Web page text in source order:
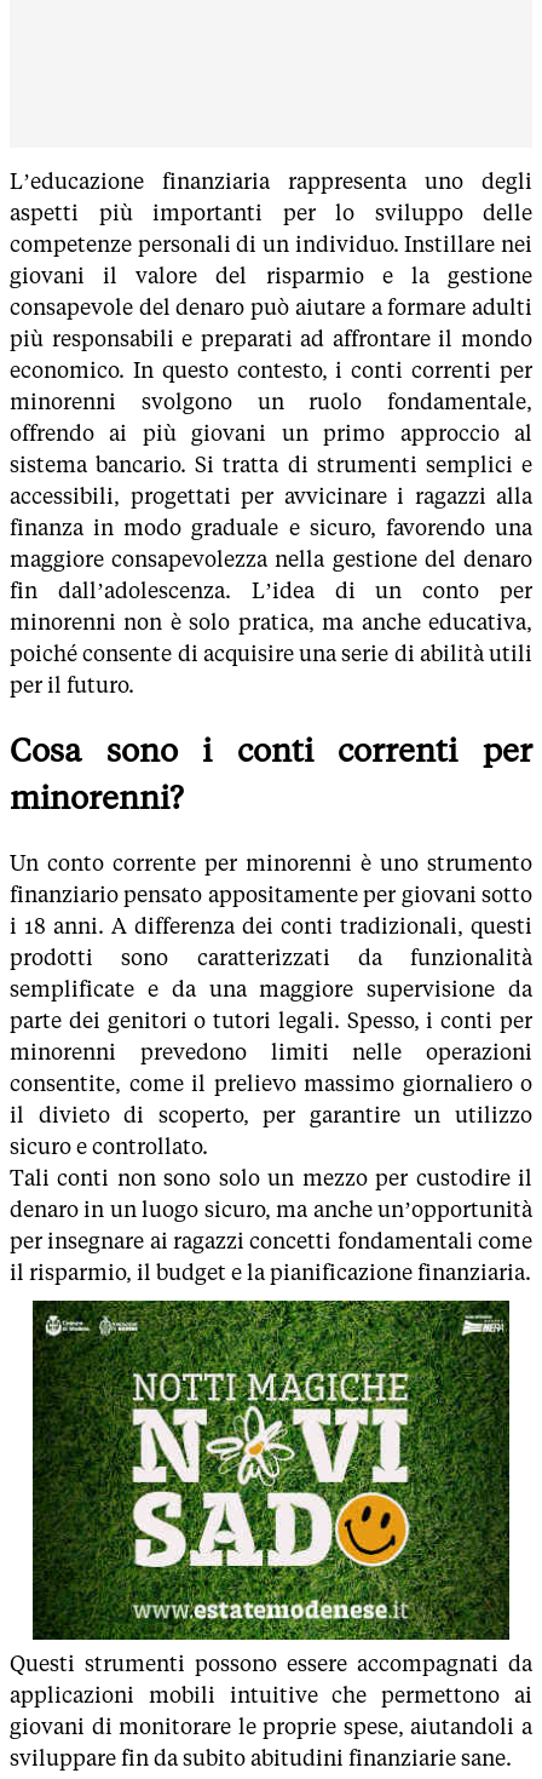
L’educazione finanziaria rappresenta uno degli
aspetti più importanti per lo sviluppo delle
competenze personali di un individuo. Instillare nei
giovani il valore del risparmio e la gestione
consapevole del denaro può aiutare a formare adulti
più responsabili e preparati ad affrontare il mondo
economico. In questo contesto, i conti correnti per
minorenni svolgono un ruolo fondamentale,
offrendo ai più giovani un primo approccio al
sistema bancario. Si tratta di strumenti semplici e
accessibili, progettati per avvicinare i ragazzi alla
finanza in modo graduale e sicuro, favorendo una
maggiore consapevolezza nella gestione del denaro
fin dall’adolescenza. L’idea di un conto per
minorenni non è solo pratica, ma anche educativa,
poiché consente di acquisire una serie di abilità utili
per il futuro.
Cosa sono i conti correnti per
minorenni?
Un conto corrente per minorenni è uno strumento
finanziario pensato appositamente per giovani sotto
i 18 anni. A differenza dei conti tradizionali, questi
prodotti sono caratterizzati da funzionalità
semplificate e da una maggiore supervisione da
parte dei genitori o tutori legali. Spesso, i conti per
minorenni prevedono limiti nelle operazioni
consentite, come il prelievo massimo giornaliero o
il divieto di scoperto, per garantire un utilizzo
sicuro e controllato.
Tali conti non sono solo un mezzo per custodire il
denaro in un luogo sicuro, ma anche un’opportunità
per insegnare ai ragazzi concetti fondamentali come
il risparmio, il budget e la pianificazione finanziaria.
Questi strumenti possono essere accompagnati da
applicazioni mobili intuitive che permettono ai
giovani di monitorare le proprie spese, aiutandoli a
sviluppare fin da subito abitudini finanziarie sane.